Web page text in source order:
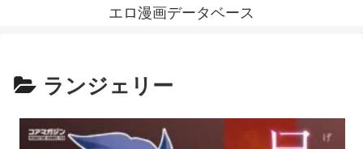
エロ漫画データベース
ランジェリー